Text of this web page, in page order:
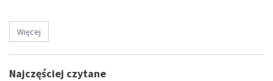
Więcej
Najczęściej czytane